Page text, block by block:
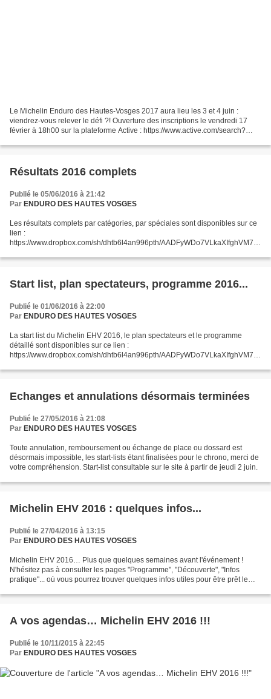
Le Michelin Enduro des Hautes-Vosges 2017 aura lieu les 3 et 4 juin :
viendrez-vous relever le défi ?! Ouverture des inscriptions le vendredi 17
février à 18h00 sur la plateforme Active : https://www.active.com/search?
Activities&daterange=All+future+dates&clckmp=activecom_home_hero_acti
Résultats 2016 complets
Publié le 05/06/2016 à 21:42
Par ENDURO DES HAUTES VOSGES
Les résultats complets par catégories, par spéciales sont disponibles sur ce
lien :
https://www.dropbox.com/sh/dhtb6l4an996pth/AADFyWDo7VLkaXIfghVM7j
Start list, plan spectateurs, programme 2016...
Publié le 01/06/2016 à 22:00
Par ENDURO DES HAUTES VOSGES
La start list du Michelin EHV 2016, le plan spectateurs et le programme
détaillé sont disponibles sur ce lien :
https://www.dropbox.com/sh/dhtb6l4an996pth/AADFyWDo7VLkaXIfghVM7j
possible....
Echanges et annulations désormais terminées
Publié le 27/05/2016 à 21:08
Par ENDURO DES HAUTES VOSGES
Toute annulation, remboursement ou échange de place ou dossard est
désormais impossible, les start-lists étant finalisées pour le chrono, merci de
votre compréhension. Start-list consultable sur le site à partir de jeudi 2 juin.
Michelin EHV 2016 : quelques infos...
Publié le 27/04/2016 à 13:15
Par ENDURO DES HAUTES VOSGES
Michelin EHV 2016… Plus que quelques semaines avant l'événement !
N'hésitez pas à consulter les pages "Programme", "Découverte", "Infos
pratique"... où vous pourrez trouver quelques infos utiles pour être prêt le
A vos agendas… Michelin EHV 2016 !!!
Publié le 10/11/2015 à 22:45
Par ENDURO DES HAUTES VOSGES